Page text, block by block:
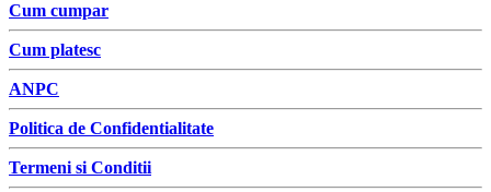
Cum cumpar
Cum platesc
ANPC
Politica de Confidentialitate
Termeni si Conditii